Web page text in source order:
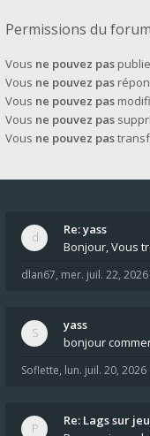
Permissions du forum
Vous ne pouvez pas
Vous ne pouvez pas
Vous ne pouvez pas
Vous ne pouvez pas
Vous ne pouvez pas
Re: yass
Bonjour, Vous
dlan67, mer. juil. 22,
yass
bonjour
Soflette, lun. juil. 20, 2026
Re: Lags sur